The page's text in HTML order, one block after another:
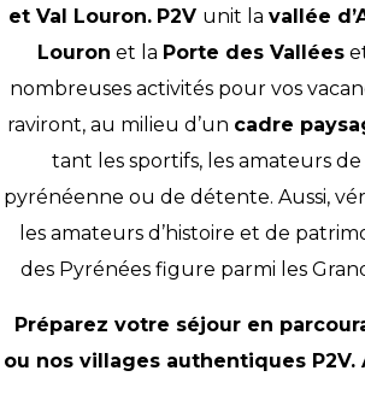
et Val Louron. P2V unit la vallée
Louron et la Porte des Vallées
nombreuses activités pour vos
raviront, au milieu d’un cadre
tant les sportifs, les amateurs
pyrénéenne ou de détente. Aussi,
les amateurs d’histoire et de
des Pyrénées figure parmi les
Préparez votre séjour en
ou nos villages authentiques P2V.